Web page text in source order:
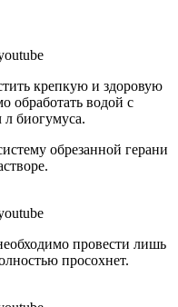
крепкую и здоровую
обработать водой с
биогумуса.
обрезанной герани
провести лишь
просохнет.